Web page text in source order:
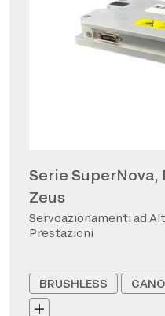
Serie SuperNova,
Zeus
Servoazionamenti ad
Prestazioni
BRUSHLESS